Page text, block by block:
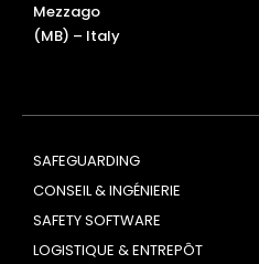
Mezzago
(MB) – Italy
SAFEGUARDING
CONSEIL & INGÉNIERIE
SAFETY SOFTWARE
LOGISTIQUE & ENTREPÔT